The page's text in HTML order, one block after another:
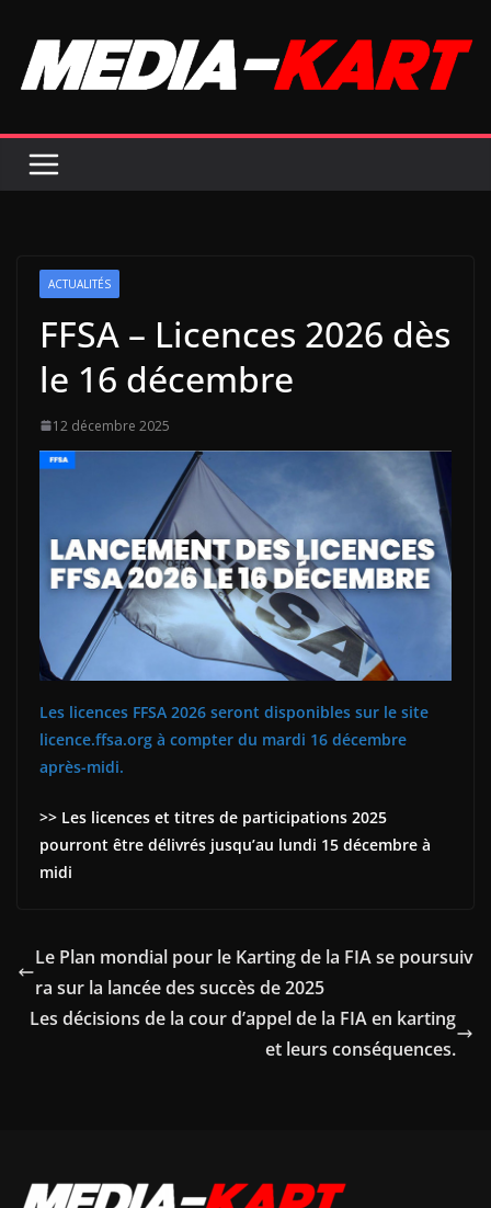
contenu
ACTUALITÉS
FFSA – Licences 2026 dès
le 16 décembre
12 décembre 2025
Les licences FFSA 2026 seront disponibles sur le site
licence.ffsa.org à compter du mardi 16 décembre
après-midi.
>> Les licences et titres de participations 2025
pourront être délivrés jusqu’au lundi 15 décembre à
midi
Le Plan mondial pour le Karting de la FIA se poursuiv
ra sur la lancée des succès de 2025
Les décisions de la cour d’appel de la FIA en karting
et leurs conséquences.